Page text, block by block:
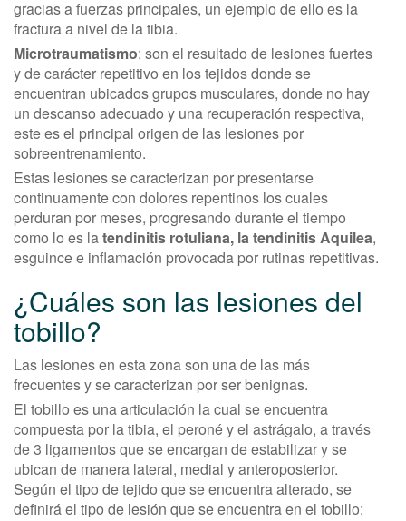
gracias a fuerzas principales, un ejemplo de ello es la
fractura a nivel de la tibia.
Microtraumatismo: son el resultado de lesiones fuertes
y de carácter repetitivo en los tejidos donde se
encuentran ubicados grupos musculares, donde no hay
un descanso adecuado y una recuperación respectiva,
este es el principal origen de las lesiones por
sobreentrenamiento.
Estas lesiones se caracterizan por presentarse
continuamente con dolores repentinos los cuales
perduran por meses, progresando durante el tiempo
como lo es latendinitis rotuliana, la tendinitis Aquilea,
esguince e inflamación provocada por rutinas repetitivas.
¿Cuáles son las lesiones del
tobillo?
Las lesiones en esta zona son una de las más
frecuentes y se caracterizan por ser benignas.
El tobillo es una articulación la cual se encuentra
compuesta por la tibia, el peroné y el astrágalo, a través
de 3 ligamentos que se encargan de estabilizar y se
ubican de manera lateral, medial y anteroposterior.
Según el tipo de tejido que se encuentra alterado, se
definirá el tipo de lesión que se encuentra en el tobillo: